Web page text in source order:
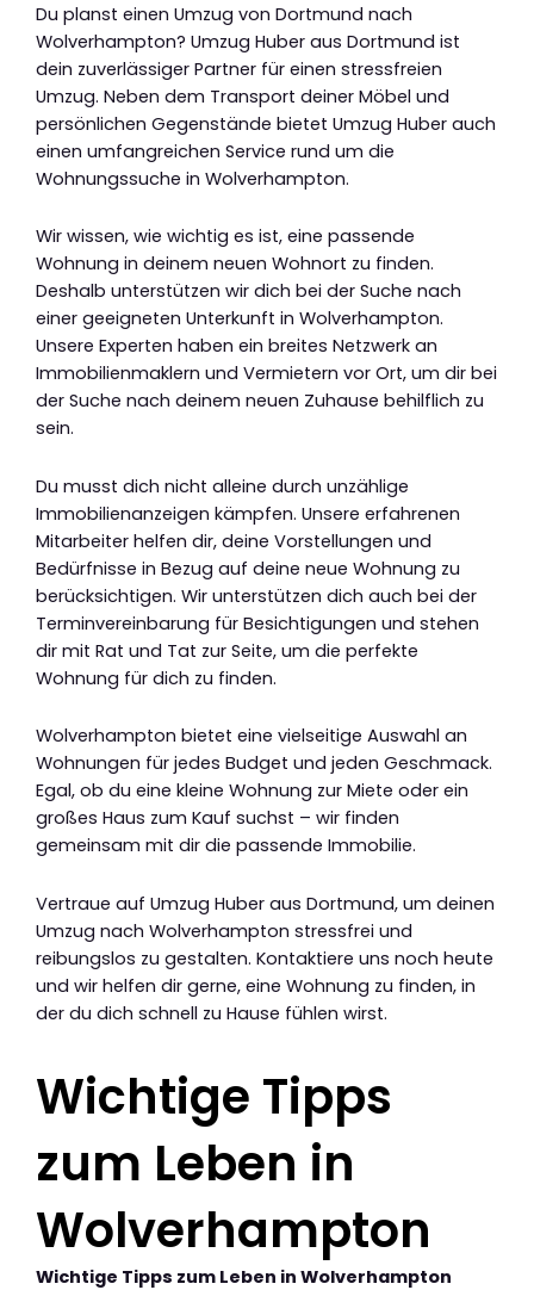
Du planst einen Umzug von Dortmund nach
Wolverhampton? Umzug Huber aus Dortmund ist
dein zuverlässiger Partner für einen stressfreien
Umzug. Neben dem Transport deiner Möbel und
persönlichen Gegenstände bietet Umzug Huber auch
einen umfangreichen Service rund um die
Wohnungssuche in Wolverhampton.
Wir wissen, wie wichtig es ist, eine passende
Wohnung in deinem neuen Wohnort zu finden.
Deshalb unterstützen wir dich bei der Suche nach
einer geeigneten Unterkunft in Wolverhampton.
Unsere Experten haben ein breites Netzwerk an
Immobilienmaklern und Vermietern vor Ort, um dir bei
der Suche nach deinem neuen Zuhause behilflich zu
sein.
Du musst dich nicht alleine durch unzählige
Immobilienanzeigen kämpfen. Unsere erfahrenen
Mitarbeiter helfen dir, deine Vorstellungen und
Bedürfnisse in Bezug auf deine neue Wohnung zu
berücksichtigen. Wir unterstützen dich auch bei der
Terminvereinbarung für Besichtigungen und stehen
dir mit Rat und Tat zur Seite, um die perfekte
Wohnung für dich zu finden.
Wolverhampton bietet eine vielseitige Auswahl an
Wohnungen für jedes Budget und jeden Geschmack.
Egal, ob du eine kleine Wohnung zur Miete oder ein
großes Haus zum Kauf suchst – wir finden
gemeinsam mit dir die passende Immobilie.
Vertraue auf Umzug Huber aus Dortmund, um deinen
Umzug nach Wolverhampton stressfrei und
reibungslos zu gestalten. Kontaktiere uns noch heute
und wir helfen dir gerne, eine Wohnung zu finden, in
der du dich schnell zu Hause fühlen wirst.
Wichtige Tipps
zum Leben in
Wolverhampton
Wichtige Tipps zum Leben in Wolverhampton